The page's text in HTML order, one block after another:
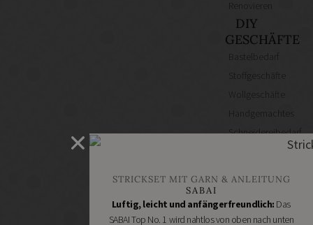
DIY
GESCHÄFTE
Bastelbedarf
Stoffgeschäfte
Wollgeschäfte
Handgemachtes
Schneidereibedarf
Handarbeitszubehör
Online
Shops
Schmuckzubehör
STRICKSET MIT GARN & ANLEITUNG
SABAI
Luftig, leicht und anfängerfreundlich: Das
SABAI Top No. 1 wird nahtlos von oben nach unten